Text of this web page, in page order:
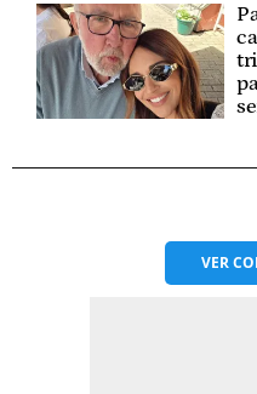
VER